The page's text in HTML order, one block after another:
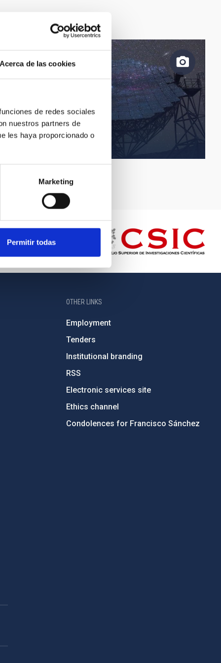
Acerca de las cookies
de redes sociales
nuestros partners de
les haya proporcionado o
Marketing
Permitir todas
telescopios MAGIC
OTHER LINKS
Employment
Tenders
Institutional branding
RSS
Electronic services site
Ethics channel
Condolences for Francisco Sánchez